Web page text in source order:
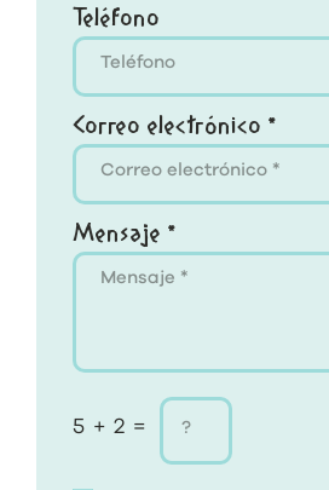
Teléfono
Correo electrónico *
Mensaje *
5 + 2 =